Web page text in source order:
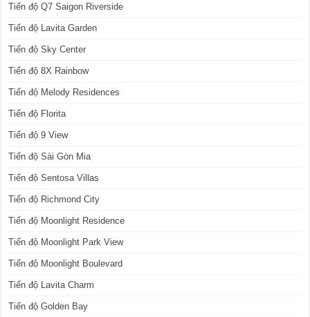
Tiến độ Q7 Saigon Riverside
Tiến độ Lavita Garden
Tiến độ Sky Center
Tiến độ 8X Rainbow
Tiến độ Melody Residences
Tiến độ Florita
Tiến độ 9 View
Tiến độ Sài Gòn Mia
Tiến độ Sentosa Villas
Tiến độ Richmond City
Tiến độ Moonlight Residence
Tiến độ Moonlight Park View
Tiến độ Moonlight Boulevard
Tiến độ Lavita Charm
Tiến độ Golden Bay